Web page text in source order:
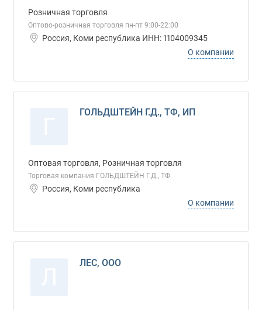
Розничная торговля
Оптово-розничная торговля пн-пт 9:00-22:00
Россия, Коми республика ИНН: 1104009345
О компании
ГОЛЬДШТЕЙН Г.Д., ТФ, ИП
Оптовая торговля, Розничная торговля
Торговая компания ГОЛЬДШТЕЙН Г.Д., ТФ
Россия, Коми республика
О компании
ЛЕС, ООО